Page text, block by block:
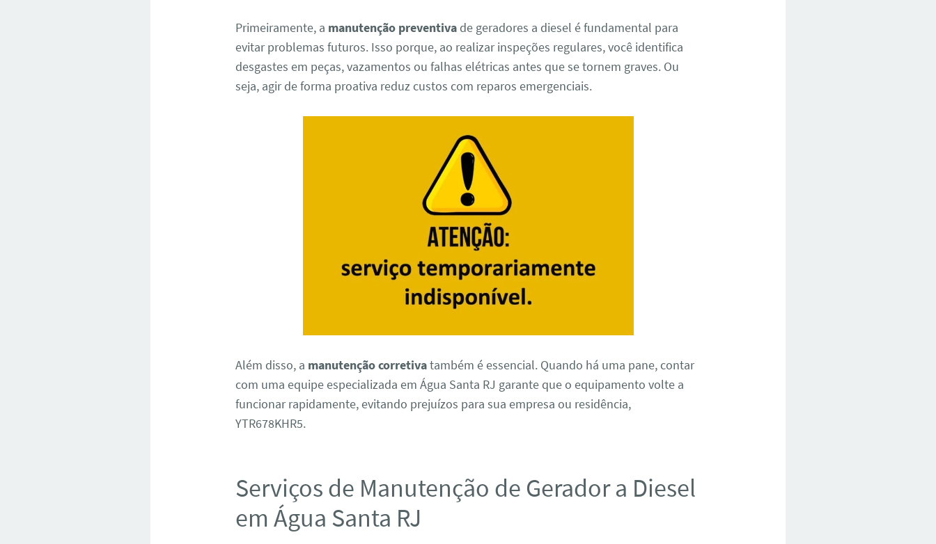
Primeiramente, a manutenção preventiva de geradores a diesel é fundamental para
evitar problemas futuros. Isso porque, ao realizar inspeções regulares, você identifica
desgastes em peças, vazamentos ou falhas elétricas antes que se tornem graves. Ou
seja, agir de forma proativa reduz custos com reparos emergenciais.
Além disso, a manutenção corretivatambém é essencial. Quando há uma pane, contar
com uma equipe especializada em Água Santa RJ garante que o equipamento volte a
funcionar rapidamente, evitando prejuízos para sua empresa ou residência,
YTR678KHR5.
Serviços de Manutenção de Gerador a Diesel
em Água Santa RJ